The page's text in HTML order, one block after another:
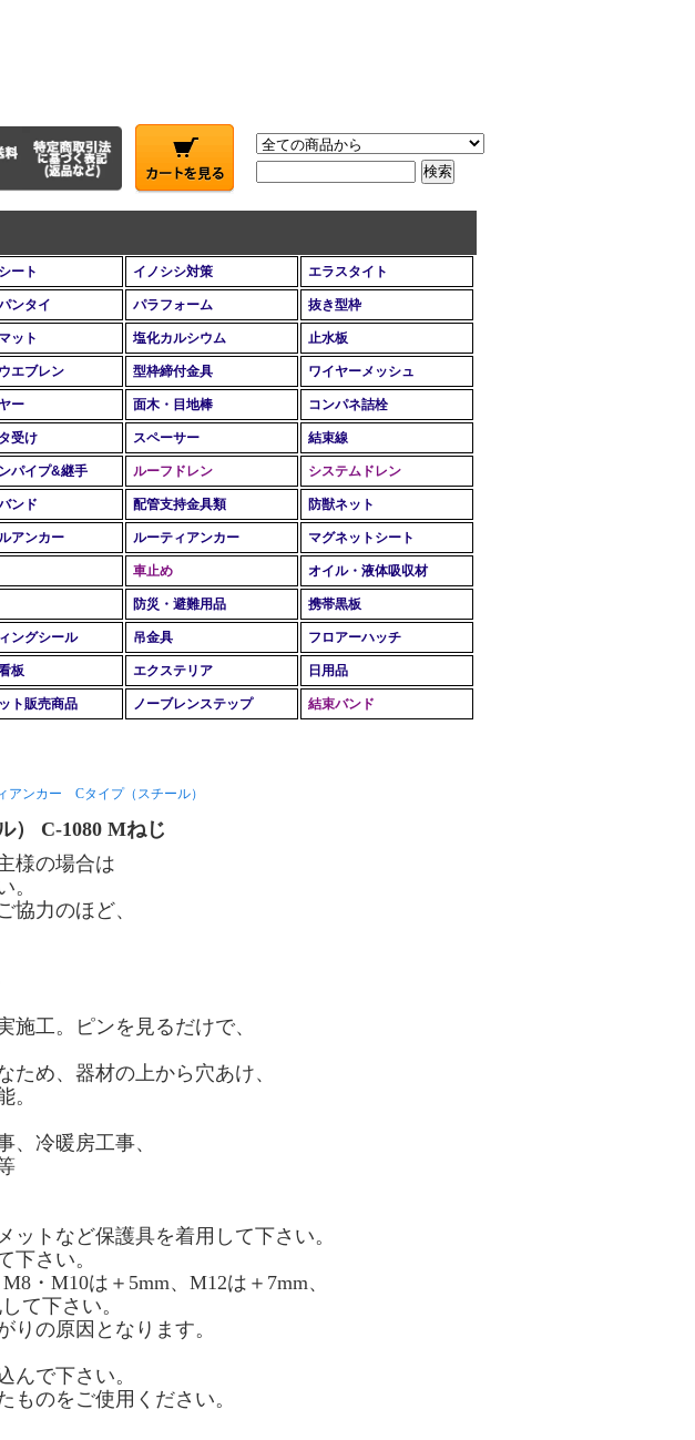
ート イノシシ対策 エラスタイト
ンタイ パラフォーム 抜き型枠
ット 塩化カルシウム 止水板
エブレン 型枠締付金具 ワイヤーメッシュ
ー 面木・目地棒 コンパネ詰栓
受け スペーサー 結束線
パイプ&継手 ルーフドレン システムドレン
ンド 配管支持金具類 防獣ネット
アンカー ルーティアンカー マグネットシート
車止め オイル・液体吸収材
防災・避難用品 携帯黒板
ングシール 吊金具 フロアーハッチ
板 エクステリア 日用品
ト販売商品 ノーブレンステップ 結束バンド
アンカー Cタイプ（スチール）
） C-1080 Mねじ
様の場合は
。
協力のほど、
施工。ピンを見るだけで、
ため、器材の上から穴あけ、
。
冷暖房工事、
ットなど保護具を着用して下さい。
下さい。
・M10は＋5mm、M12は＋7mm、
て下さい。
りの原因となります。
んで下さい。
ものをご使用ください。